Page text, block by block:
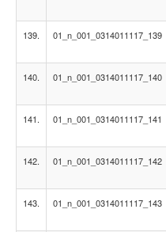
139. 01_n_001_0314011117_139
140. 01_n_001_0314011117_140
141. 01_n_001_0314011117_141
142. 01_n_001_0314011117_142
143. 01_n_001_0314011117_143